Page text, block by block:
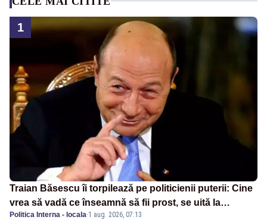
1
Traian Băsescu îi torpilează pe politicienii puterii: Cine
vrea să vadă ce înseamnă să fii prost, se uită la
România
Politica Interna - locala·1 aug. 2026, 07:13